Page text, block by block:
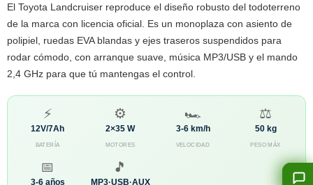
El Toyota Landcruiser reproduce el diseño robusto del todoterreno
de la marca con licencia oficial. Es un monoplaza con asiento de
polipiel, ruedas EVA blandas y ejes traseros suspendidos para
rodar cómodo, con arranque suave, música MP3/USB y el mando
2,4 GHz para que tú mantengas el control.
⚡
12V/7Ah
BATERÍA
⚙️
2×35 W
MOTORES
🏎️
3-6 km/h
VELOCIDAD
⚖️
50 kg
PESO MÁX
📅
3-6 años
🎵
MP3·USB·AUX